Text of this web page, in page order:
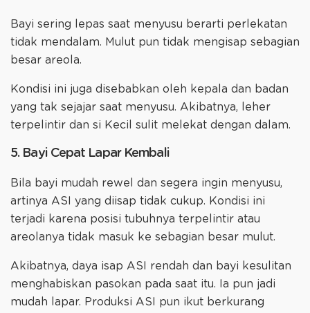
Bayi sering lepas saat menyusu berarti perlekatan
tidak mendalam. Mulut pun tidak mengisap sebagian
besar areola.
Kondisi ini juga disebabkan oleh kepala dan badan
yang tak sejajar saat menyusu. Akibatnya, leher
terpelintir dan si Kecil sulit melekat dengan dalam.
5. Bayi Cepat Lapar Kembali
Bila bayi mudah rewel dan segera ingin menyusu,
artinya ASI yang diisap tidak cukup. Kondisi ini
terjadi karena posisi tubuhnya terpelintir atau
areolanya tidak masuk ke sebagian besar mulut.
Akibatnya, daya isap ASI rendah dan bayi kesulitan
menghabiskan pasokan pada saat itu. Ia pun jadi
mudah lapar. Produksi ASI pun ikut berkurang